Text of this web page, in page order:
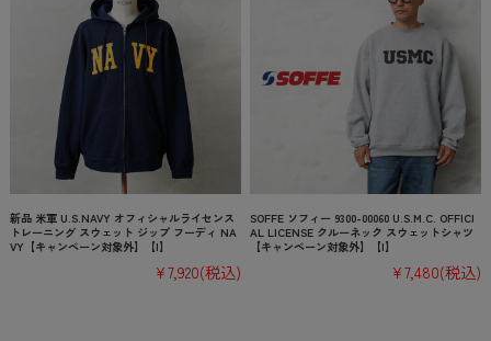
新品 米軍 U.S.NAVY オフィシャルライセンス
トレーニング スウェット ジップ フーディ NA
VY【キャンペーン対象外】【I】
¥7,920(税込)
SOFFE ソフィー 9300-00060 U.S.M.C. OFFICI
AL LICENSE クルーネック スウェットシャツ
【キャンペーン対象外】【I】
¥7,480(税込)